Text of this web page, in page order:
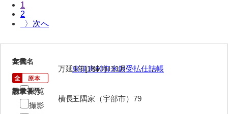
一宝家文書
1
2
〉
1
文書名
東須恵村御米銀受払仕詰帳
請求番号
三隅家（宇部市）79
年代
万延1年[1860］11月
数量
横長1
閲覧
撮影